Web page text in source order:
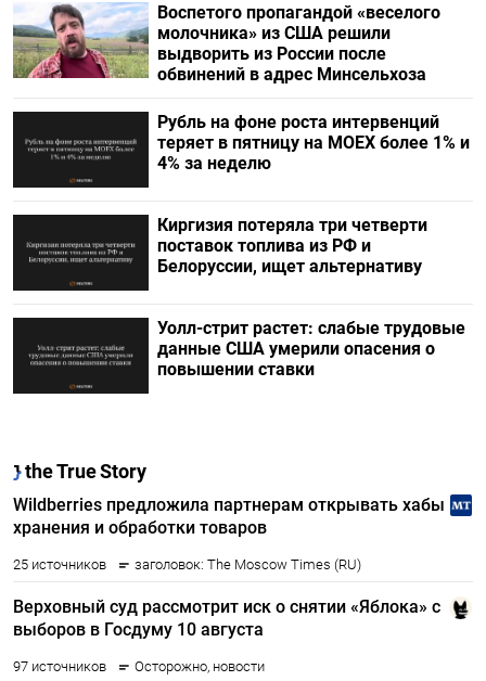
Воспетого пропагандой «веселого
молочника» из США решили
выдворить из России после
обвинений в адрес Минсельхоза
Рубль на фоне роста интервенций
теряет в пятницу на МОЕХ более 1% и
4% за неделю
Киргизия потеряла три четверти
поставок топлива из РФ и
Белоруссии, ищет альтернативу
Уолл-стрит растет: слабые трудовые
данные США умерили опасения о
повышении ставки